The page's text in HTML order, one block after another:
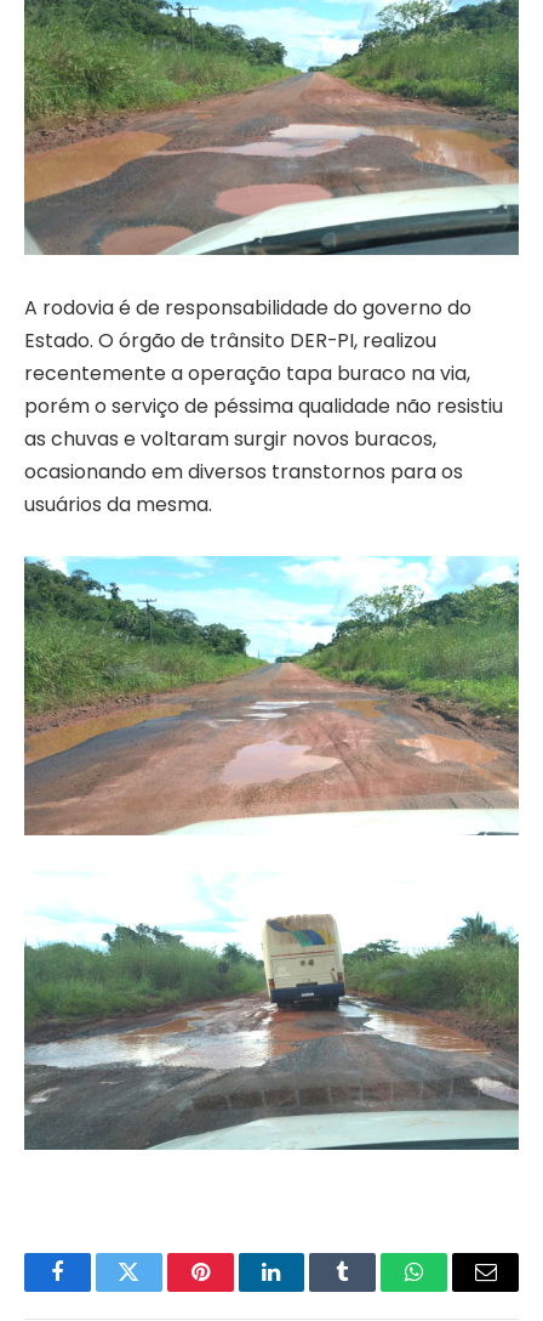
A rodovia é de responsabilidade do governo do
Estado. O órgão de trânsito DER-PI, realizou
recentemente a operação tapa buraco na via,
porém o serviço de péssima qualidade não resistiu
as chuvas e voltaram surgir novos buracos,
ocasionando em diversos transtornos para os
usuários da mesma.
FacebookTwitter PinterestLinkedInTumblr WhatsAppEmail